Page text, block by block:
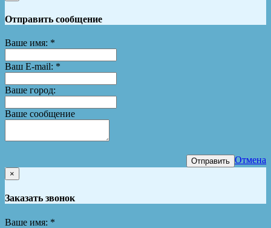
Отправить сообщение
Ваше имя: *
Ваш E-mail: *
Ваше город:
Ваше сообщение
Отправить Отмена
×
Заказать звонок
Ваше имя: *